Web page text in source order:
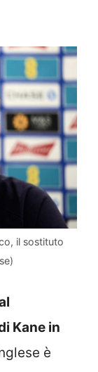
il sostituto
Kane in
è